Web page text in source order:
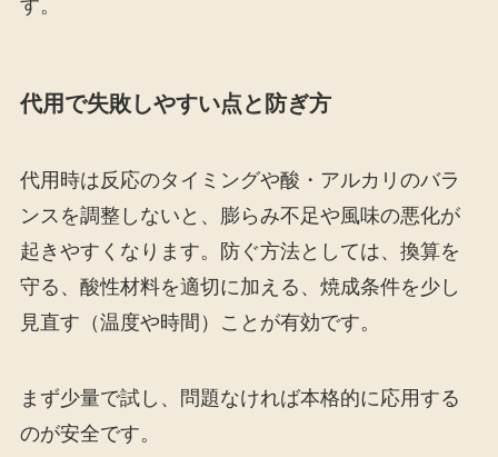
す。
代用で失敗しやすい点と防ぎ方
代用時は反応のタイミングや酸・アルカリのバラ
ンスを調整しないと、膨らみ不足や風味の悪化が
起きやすくなります。防ぐ方法としては、換算を
守る、酸性材料を適切に加える、焼成条件を少し
見直す（温度や時間）ことが有効です。
まず少量で試し、問題なければ本格的に応用する
のが安全です。